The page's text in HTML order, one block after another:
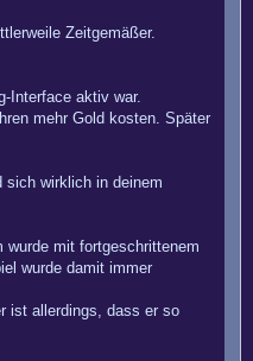
Zeitgemäßer.
Interface aktiv war.
mehr Gold kosten. Später
sich wirklich in deinem
mit fortgeschrittenem
wurde damit immer
ist allerdings, dass er so